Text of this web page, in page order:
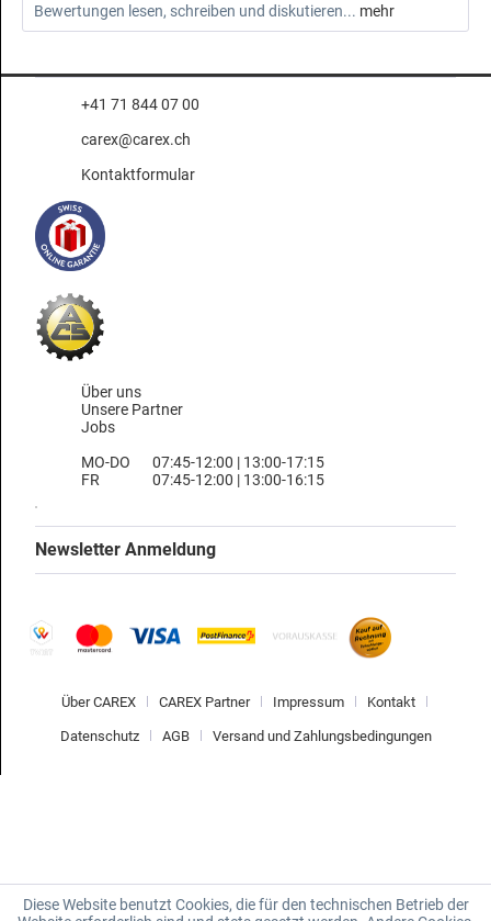
Bewertungen lesen, schreiben und diskutieren... mehr
+41 71 844 07 00
carex@carex.ch
Kontaktformular
Über uns
Unsere Partner
Jobs
MO-DO
FR
07:45-12:00 | 13:00-17:15
07:45-12:00 | 13:00-16:15
Newsletter Anmeldung
Über CAREX CAREX Partner Impressum Kontakt
Datenschutz AGB Versand und Zahlungsbedingungen
Diese Website benutzt Cookies, die für den technischen Betrieb der